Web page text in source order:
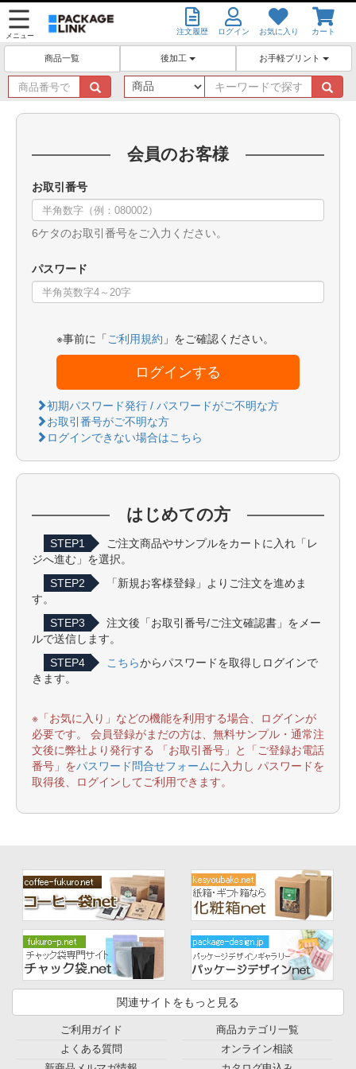
メニュー 注文履歴 ログイン お気に入り カート
商品一覧 後加工 お手軽プリント
商
品
番
キ
ー
ワ
会員のお客様
お取引番号
6ケタのお取引番号をご入力ください。
パスワード
※事前に「 ご利用規約 」をご確認ください。
ログインする
初期パスワード発行 / パスワードがご不明な方
お取引番号がご不明な方
ログインできない場合はこちら
はじめての方
STEP1
ご注文商品やサンプルをカートに入れ「レ
ジへ進む」を選択。
STEP2
「新規お客様登録」よりご注文を進めま
す。
STEP3
注文後「お取引番号/ご注文確認書」をメー
ルで送信します。
STEP4
こちらからパスワードを取得しログインで
きます。
※「お気に入り」などの機能を利用する場合、ログインが
必要です。 会員登録がまだの方は、無料サンプル・通常注
文後に弊社より発行する 「お取引番号」と「ご登録お電話
番号」をパスワード問合せフォームに入力し パスワードを
取得後、ログインしてご利用できます。
関連サイトをもっと見る
ご利用ガイド
よくある質問
商品カテゴリ一覧
オンライン相談